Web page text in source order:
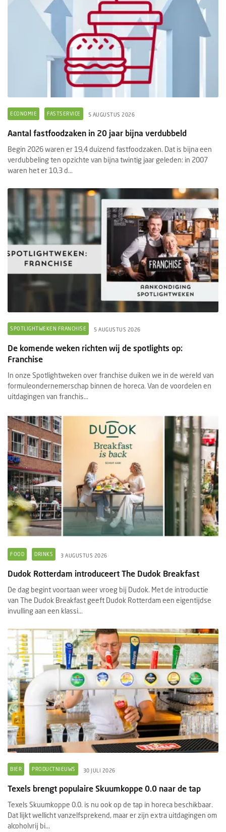
ECONOMIE FASTSERVICE 5 AUGUSTUS 2026
Aantal fastfoodzaken in 20 jaar bijna verdubbeld
Begin 2026 waren er 19,4 duizend fastfoodzaken. Dat is bijna een
verdubbeling ten opzichte van bijna twintig jaar geleden: in 2007
waren het er 10,3 d...
SPOTLIGHTWEKEN FRANCHISE 5 AUGUSTUS 2026
De komende weken richten wij de spotlights op:
Franchise
In onze Spotlightweken over franchise duiken we in de wereld van
formuleondernemerschap binnen de horeca. Van de voordelen en
uitdagingen van franchis...
FOOD DRINKS 3 AUGUSTUS 2026
Dudok Rotterdam introduceert The Dudok Breakfast
De dag begint voortaan weer vroeg bij Dudok. Met de introductie
van The Dudok Breakfast geeft Dudok Rotterdam een eigentijdse
invulling aan een klassi...
BIER PRODUCTNIEUWS 30 JULI 2026
Texels brengt populaire Skuumkoppe 0.0 naar de tap
Texels Skuumkoppe 0.0. is nu ook op de tap in horeca beschikbaar.
Dat lijkt wellicht vanzelfsprekend, maar er zijn extra uitdagingen om
alcoholvrij bi...